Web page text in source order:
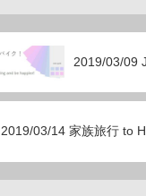
2019/03/09
2019/03/14 家族旅行 to